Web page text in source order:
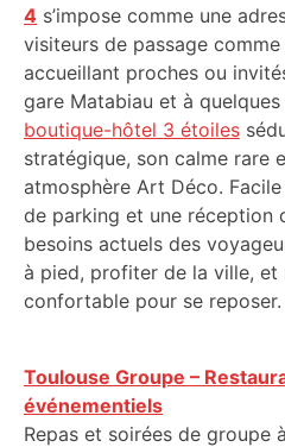
4 s’impose comme une
visiteurs de passage
accueillant proches ou
gare Matabiau et à
boutique-hôtel 3 étoiles
stratégique, son calme rare
atmosphère Art Déco.
de parking et une réception
besoins actuels des
à pied, profiter de la ville, et
confortable pour se reposer.
Toulouse Groupe –
événementiels
Repas et soirées de groupe